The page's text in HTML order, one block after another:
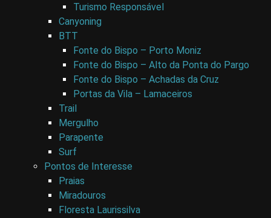
Turismo Responsável
Canyoning
BTT
Fonte do Bispo – Porto Moniz
Fonte do Bispo – Alto da Ponta do Pargo
Fonte do Bispo – Achadas da Cruz
Portas da Vila – Lamaceiros
Trail
Mergulho
Parapente
Surf
Pontos de Interesse
Praias
Miradouros
Floresta Laurissilva